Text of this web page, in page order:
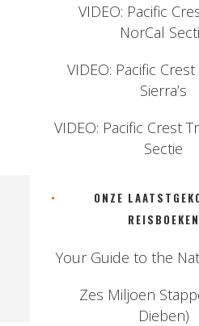
VIDEO: Pacific
NorCal
VIDEO: Pacific
Sierra’s
VIDEO: Pacific Crest
Sectie
ONZE
REISBOEKEN
Your Guide to the
Zes Miljoen
Dieben)